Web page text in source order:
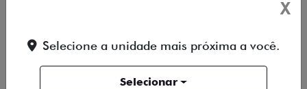
X
Selecione a unidade mais próxima a você.
Selecionar